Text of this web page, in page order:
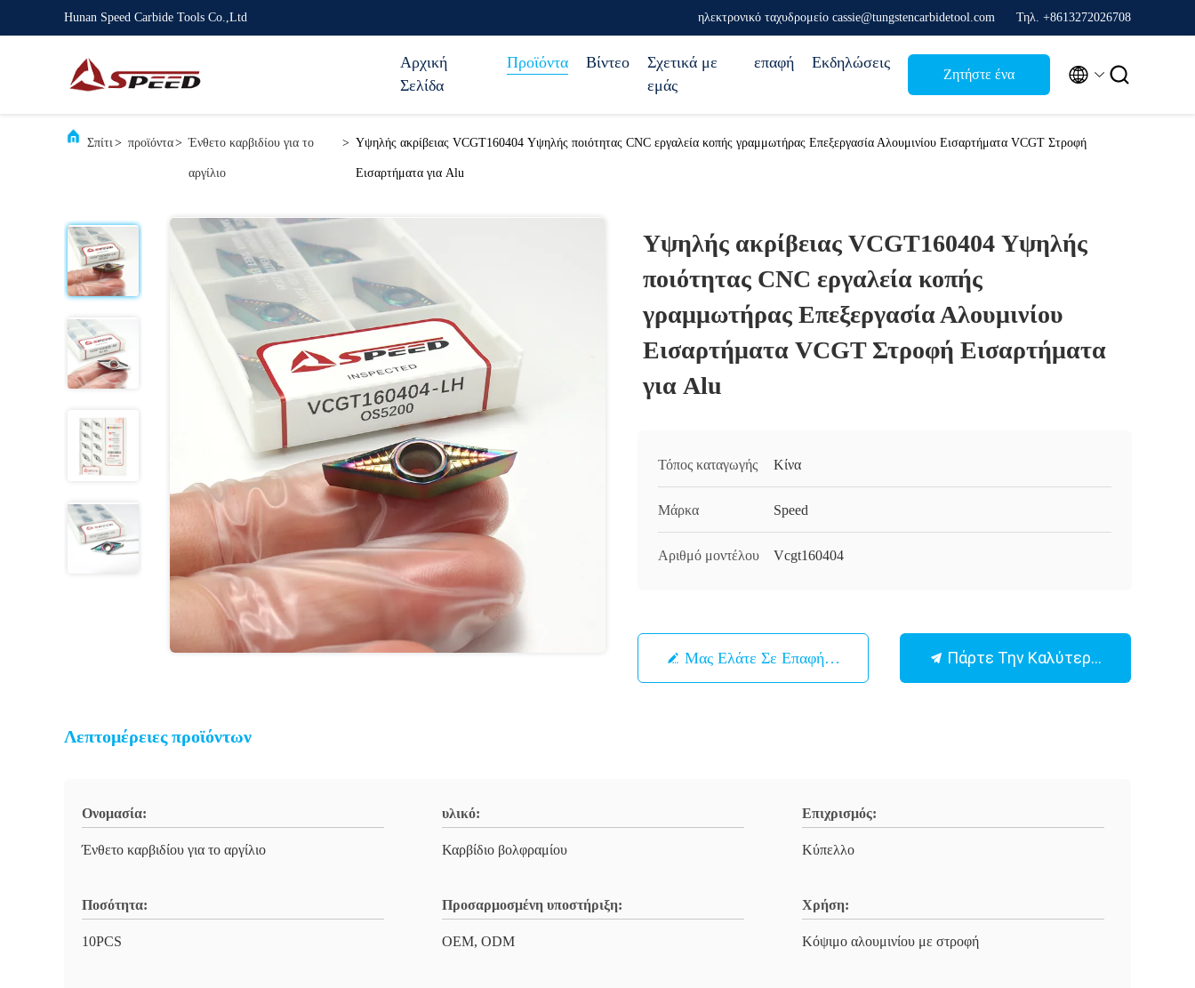
Hunan Speed Carbide Tools Co.,Ltd ηλεκτρονικό ταχυδρομείο cassie@tungstencarbidetool.com Τηλ. +8613272026708
Αρχική
Σελίδα
Προϊόντα Βίντεο
Σχετικά με
εμάς
επαφή Εκδηλώσεις
Ζητήστε ένα  
Σπίτι> προϊόντα> Ένθετο καρβιδίου για το
αργίλιο
> Υψηλής ακρίβειας VCGT160404 Υψηλής ποιότητας CNC εργαλεία κοπής γραμμωτήρας Επεξεργασία Αλουμινίου Εισαρτήματα VCGT Στροφή
Εισαρτήματα για Alu
Υψηλής ακρίβειας VCGT160404 Υψηλής
ποιότητας CNC εργαλεία κοπής
γραμμωτήρας Επεξεργασία Αλουμινίου
Εισαρτήματα VCGT Στροφή Εισαρτήματα
για Alu
Τόπος καταγωγής Κίνα
Μάρκα Speed
Αριθμό μοντέλου Vcgt160404
Μας Ελάτε Σε Επαφή Με Πάρτε Την Καλύτερη Τιμή
Λεπτομέρειες προϊόντων
Ονομασία:
Ένθετο καρβιδίου για το αργίλιο
υλικό:
Καρβίδιο βολφραμίου
Επιχρισμός:
Κύπελλο
Ποσότητα:
10PCS
Προσαρμοσμένη υποστήριξη:
OEM, ODM
Χρήση:
Κόψιμο αλουμινίου με στροφή